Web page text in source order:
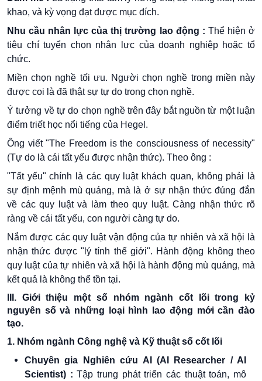
khao, và kỳ vọng đạt được mục đích.
Nhu cầu nhân lực của thị trường lao động : Thể hiện ở
tiêu chí tuyển chọn nhân lực của doanh nghiệp hoặc tổ
chức.
Miền chọn nghề tối ưu. Người chọn nghề trong miền này
được coi là đã thật sự tự do trong chọn nghề.
Ýtưởng về tự do chọn nghề trên đây bắt nguồn từ một luận
điểm triết học nổi tiếng của Hegel.
Ông viết "The Freedom is the consciousness of necessity"
(Tự do là cái tất yếu được nhận thức). Theo ông :
"Tất yếu" chính là các quy luật khách quan, không phải là
sự định mệnh mù quáng, mà là ở sự nhận thức đúng đắn
về các quy luật và làm theo quy luật. Càng nhận thức rõ
ràng về cái tất yếu, con người càng tự do.
Nắm được các quy luật vận động của tự nhiên và xã hội là
nhận thức được "lý tính thế giới". Hành động không theo
quy luật của tự nhiên và xã hội là hành động mù quáng, mà
kết quả là không thể tồn tại.
III. Giới thiệu một số nhóm ngành cốt lõi trong kỷ
nguyên số và những loại hình lao động mới cần đào
tạo.
1. Nhóm ngành Công nghệ và Kỹ thuật số cốt lõi
Chuyên gia Nghiên cứu AI (AI Researcher / AI
Scientist) : Tập trung phát triển các thuật toán, mô